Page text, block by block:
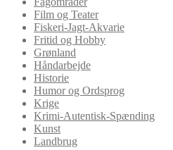
Film og Teater
Fiskeri-Jagt-Akvarie
Fritid og Hobby
Grønland
Håndarbejde
Historie
Humor og Ordsprog
Krige
Krimi-Autentisk-Spænding
Kunst
Landbrug